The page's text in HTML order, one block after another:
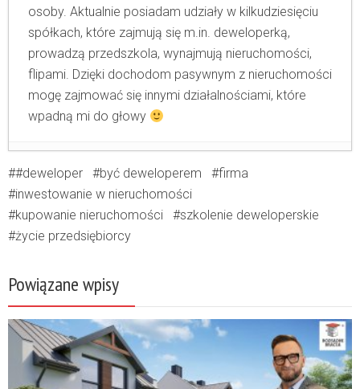
osoby. Aktualnie posiadam udziały w kilkudziesięciu
spółkach, które zajmują się m.in. deweloperką,
prowadzą przedszkola, wynajmują nieruchomości,
flipami. Dzięki dochodom pasywnym z nieruchomości
mogę zajmować się innymi działalnościami, które
wpadną mi do głowy
Co dalej z cenami nieruchomości?
2021
Czy mamy bańkę na rynku nieruchomości i
czy marka ma znaczenie?
Kupiłem drogą nieruchomość na kredyt nie
pogrąży? - 13 marca 2021
Czy już niedługo zaczniemy budować
Sasanki na Marsie?
- 20 lutego 2021
#deweloper być deweloperem
firma
inwestowanie w nieruchomości
kupowanie nieruchomości
szkolenie deweloperskie
życie przedsiębiorcy
Powiązane wpisy